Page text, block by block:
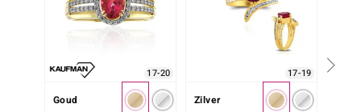
Collection
17-20
Goud
17-19
Zilver